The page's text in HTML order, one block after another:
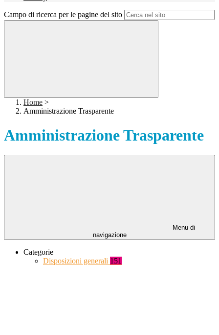
Campo di ricerca per le pagine del sito
Home >
Amministrazione Trasparente
Amministrazione Trasparente
Menu di
navigazione
Categorie
Disposizioni generali 151